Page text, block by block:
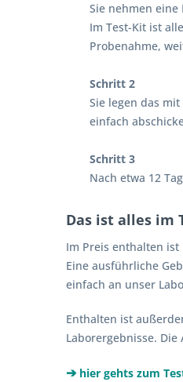
Sie nehmen eine
Im Test-Kit ist
Probenahme,
Schritt 2
Sie legen das
einfach
Schritt 3
Nach etwa 12
Das ist alles im
Im Preis enthalten
Eine ausführliche
einfach an unser
Enthalten ist
Laborergebnisse.
➔ hier gehts zum